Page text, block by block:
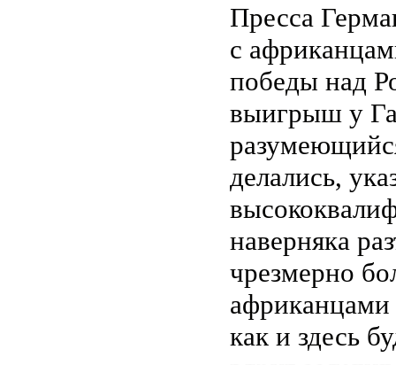
Пресса
с
победы над
выигрыш у
делались,
наверняка
чрезмерно
как и здесь